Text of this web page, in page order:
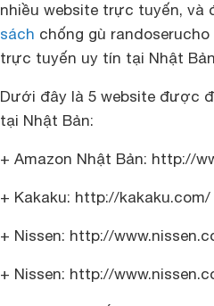
nhiều website trực tuyến,
sách chống gù randoserucho
trực tuyến uy tín tại Nhật
Dưới đây là 5 website được
tại Nhật Bản:
+ Amazon Nhật Bản: http://
+ Kakaku: http://kakaku.com/
+ Nissen: http://
+ Nissen: http://